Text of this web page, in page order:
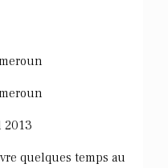
2013
quelques temps au